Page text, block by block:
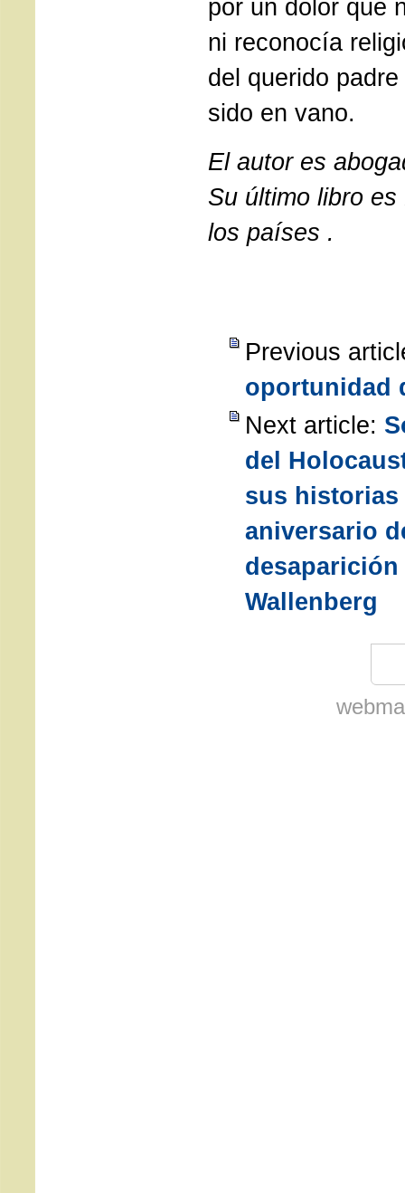
por un dolor que
ni reconocía
del querido
sido en vano.
El autor es
Su último libro
los países .
Previous
oportunidad
Next article:
del
sus historias
aniversario
desaparición
Wallenberg